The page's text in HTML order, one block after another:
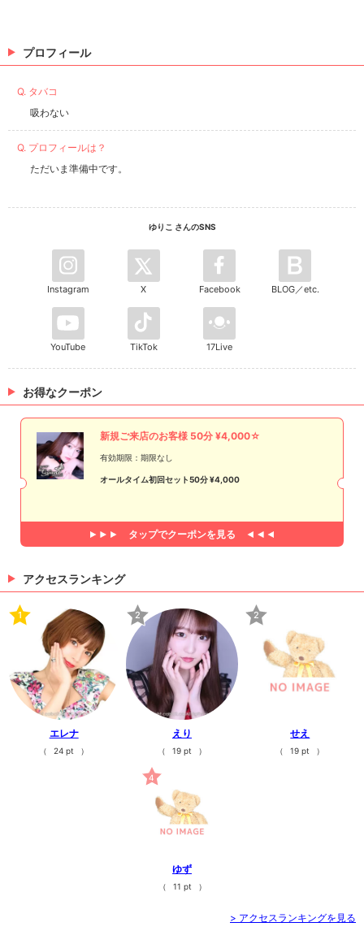
08/13（木）
ださい。
プロフィール
Q. タバコ
吸わない
Q. プロフィールは？
ただいま準備中です。
ゆりこ さんのSNS
Instagram X Facebook BLOG／etc.
YouTube TikTok 17Live
お得なクーポン
新規ご来店のお客様 50分 ¥4,000☆
有効期限：期限なし
オールタイム初回セット50分 ¥4,000
タップでクーポンを見る
アクセスランキング
1
エレナ
（ 24 pt ）
2
えり
（ 19 pt ）
2
せえ
（ 19 pt ）
4
ゆず
（ 11 pt ）
> アクセスランキングを見る